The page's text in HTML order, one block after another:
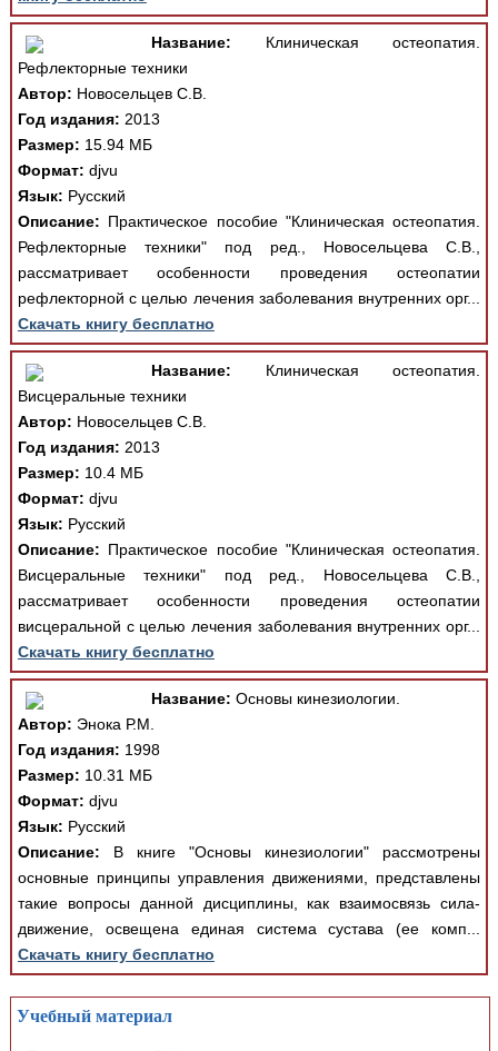
Название: Клиническая остеопатия.
Рефлекторные техники
Автор: Новосельцев С.В.
Год издания: 2013
Размер: 15.94 МБ
Формат: djvu
Язык: Русский
Описание: Практическое пособие "Клиническая остеопатия.
Рефлекторные техники" под ред., Новосельцева С.В.,
рассматривает особенности проведения остеопатии
рефлекторной с целью лечения заболевания внутренних орг...
Скачать книгу бесплатно
Название: Клиническая остеопатия.
Висцеральные техники
Автор: Новосельцев С.В.
Год издания: 2013
Размер: 10.4 МБ
Формат: djvu
Язык: Русский
Описание: Практическое пособие "Клиническая остеопатия.
Висцеральные техники" под ред., Новосельцева С.В.,
рассматривает особенности проведения остеопатии
висцеральной с целью лечения заболевания внутренних орг...
Скачать книгу бесплатно
Название: Основы кинезиологии.
Автор: Энока Р.М.
Год издания: 1998
Размер: 10.31 МБ
Формат: djvu
Язык: Русский
Описание: В книге "Основы кинезиологии" рассмотрены
основные принципы управления движениями, представлены
такие вопросы данной дисциплины, как взаимосвязь сила-
движение, освещена единая система сустава (ее комп...
Скачать книгу бесплатно
Учебный материал